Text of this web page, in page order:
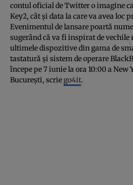
contul oficial de Twitter o imagine
Key2, cât şi data la care va avea loc
Evenimentul de lansare poartă
sugerând că va fi inspirat de vechile
ultimele dispozitive din gama de
tastatură şi sistem de operare
începe pe 7 iunie la ora 10:00 a New
Bucureşti, scrie go4it.